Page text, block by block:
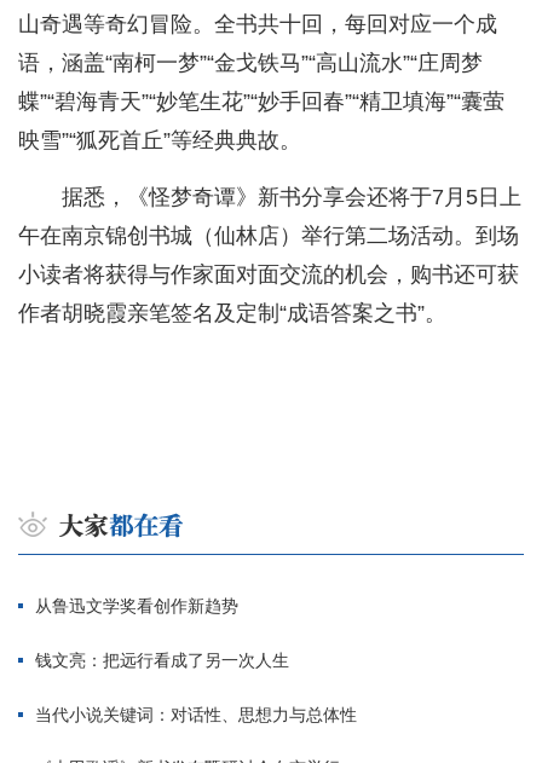
山奇遇等奇幻冒险。全书共十回，每回对应一个成
语，涵盖“南柯一梦”“金戈铁马”“高山流水”“庄周梦
蝶”“碧海青天”“妙笔生花”“妙手回春”“精卫填海”“囊萤
映雪”“狐死首丘”等经典典故。
据悉，《怪梦奇谭》新书分享会还将于7月5日上
午在南京锦创书城（仙林店）举行第二场活动。到场
小读者将获得与作家面对面交流的机会，购书还可获
作者胡晓霞亲笔签名及定制“成语答案之书”。
从鲁迅文学奖看创作新趋势
钱文亮：把远行看成了另一次人生
当代小说关键词：对话性、思想力与总体性